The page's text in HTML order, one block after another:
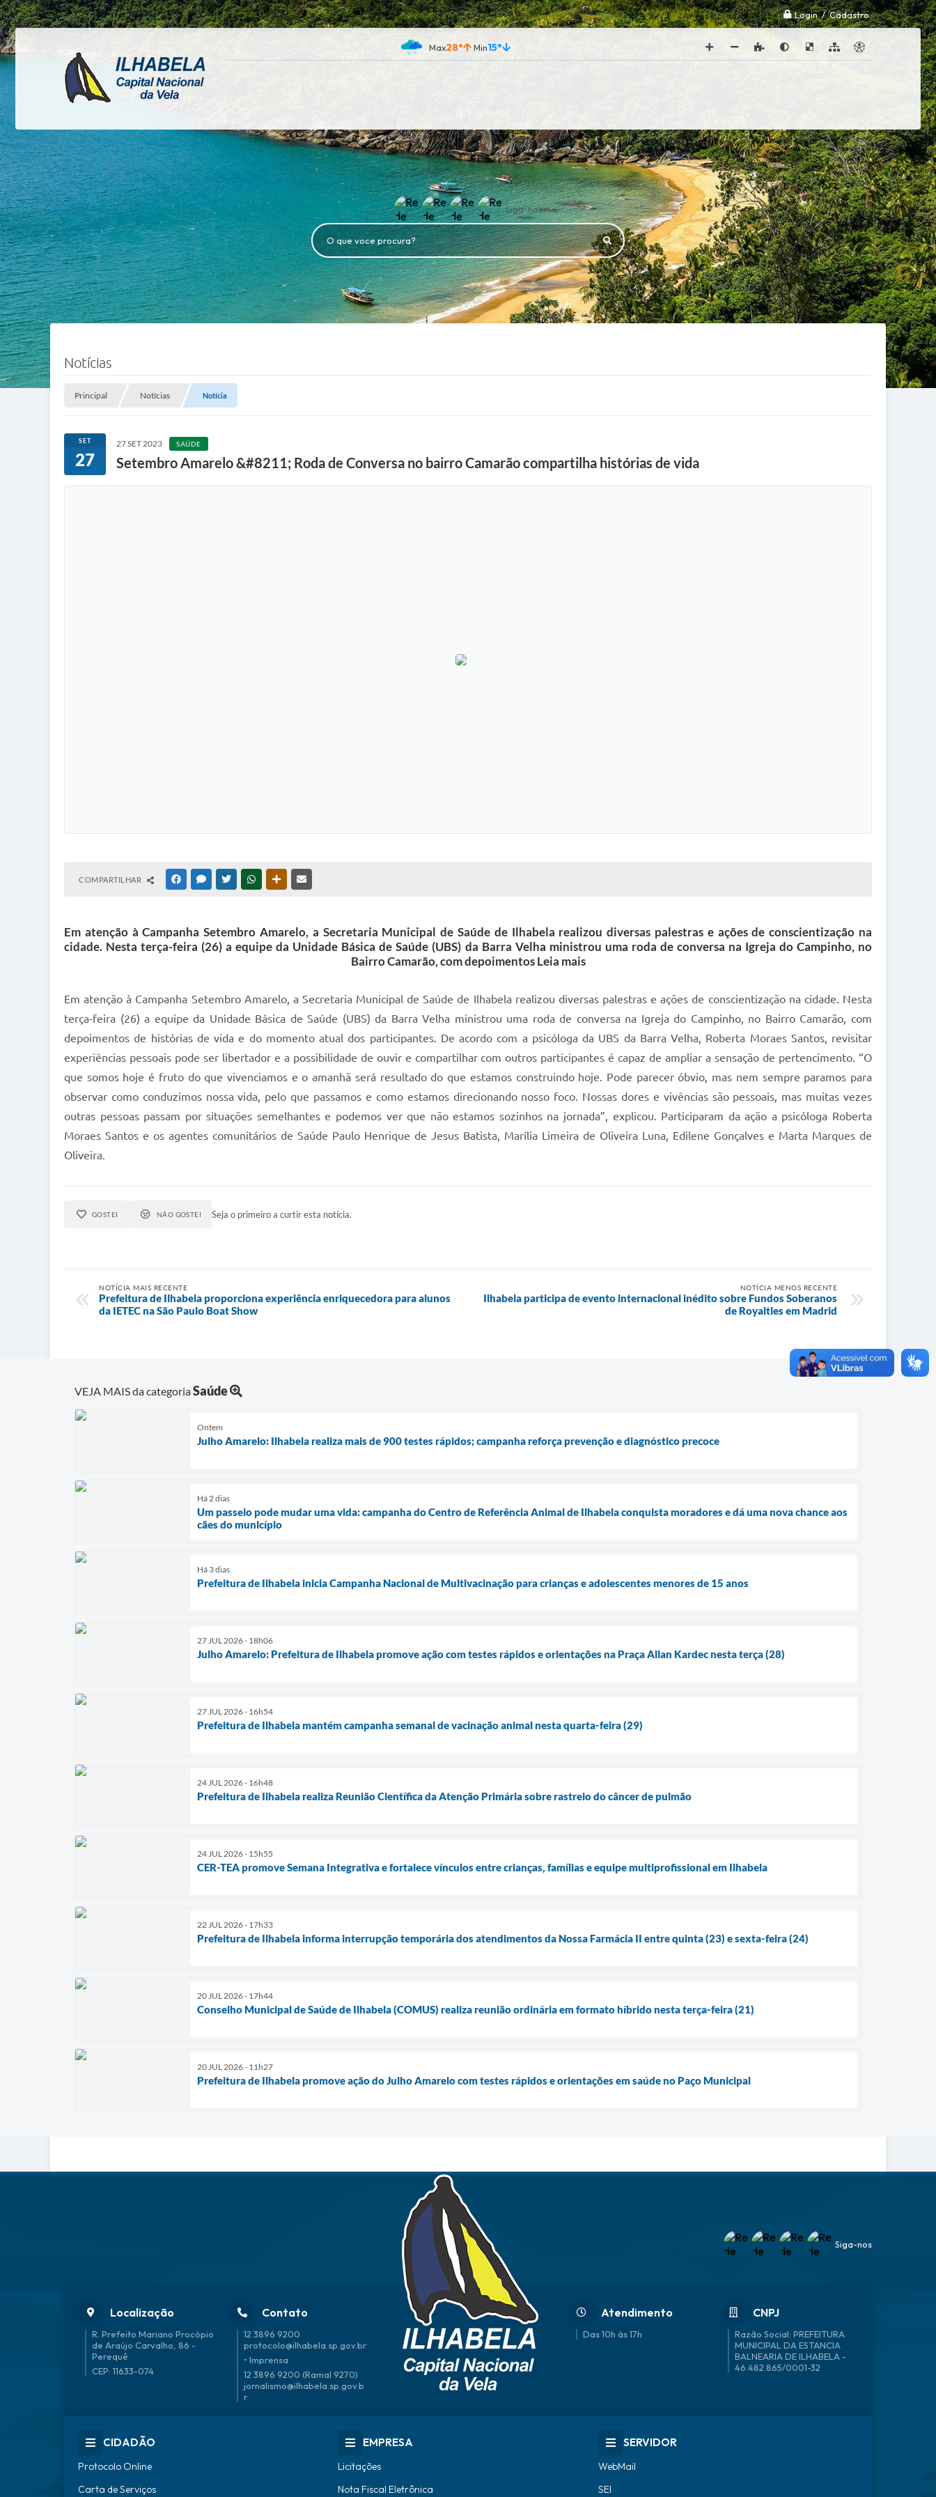
Login / Cadastro
28° 15°
Siga-nos
O que voce procura?
Notícias
Principal Notícias Notícia
SET
27
27 SET 2023 SAÚDE
Setembro Amarelo &#8211; Roda de Conversa no bairro Camarão compartilha histórias de vida
COMPARTILHAR FACEBOOKMESSENGER
TWITTERWHATSAPPOUTRAS MÍDIAS
Em atenção à Campanha Setembro Amarelo, a Secretaria Municipal de Saúde de Ilhabela realizou diversas palestras e ações de conscientização na
cidade. Nesta terça-feira (26) a equipe da Unidade Básica de Saúde (UBS) da Barra Velha ministrou uma roda de conversa na Igreja do Campinho, no
Bairro Camarão, com depoimentos Leia mais
Em atenção à Campanha Setembro Amarelo, a Secretaria Municipal de Saúde de Ilhabela realizou diversas palestras e ações de conscientização na cidade. Nesta
terça-feira (26) a equipe da Unidade Básica de Saúde (UBS) da Barra Velha ministrou uma roda de conversa na Igreja do Campinho, no Bairro Camarão, com
depoimentos de histórias de vida e do momento atual dos participantes. De acordo com a psicóloga da UBS da Barra Velha, Roberta Moraes Santos, revisitar
experiências pessoais pode ser libertador e a possibilidade de ouvir e compartilhar com outros participantes é capaz de ampliar a sensação de pertencimento. “O
que somos hoje é fruto do que vivenciamos e o amanhã será resultado do que estamos construindo hoje. Pode parecer óbvio, mas nem sempre paramos para
observar como conduzimos nossa vida, pelo que passamos e como estamos direcionando nosso foco. Nossas dores e vivências são pessoais, mas muitas vezes
outras pessoas passam por situações semelhantes e podemos ver que não estamos sozinhos na jornada”, explicou. Participaram da ação a psicóloga Roberta
Moraes Santos e os agentes comunitários de Saúde Paulo Henrique de Jesus Batista, Marília Limeira de Oliveira Luna, Edilene Gonçalves e Marta Marques de
Oliveira.
GOSTEI NÃO GOSTEI Seja o primeiro a curtir esta notícia.
NOTÍCIA MAIS RECENTE
Prefeitura de Ilhabela proporciona experiência enriquecedora para alunos
da IETEC na São Paulo Boat Show
NOTÍCIA MENOS RECENTE
Ilhabela participa de evento internacional inédito sobre Fundos Soberanos
de Royalties em Madrid
VEJA MAIS da categoriaSaúde
Ontem
Julho Amarelo: Ilhabela realiza mais de 900 testes rápidos; campanha reforça prevenção e diagnóstico precoce
Há 2 dias
Um passeio pode mudar uma vida: campanha do Centro de Referência Animal de Ilhabela conquista moradores e dá uma nova chance aos
cães do município
Há 3 dias
Prefeitura de Ilhabela inicia Campanha Nacional de Multivacinação para crianças e adolescentes menores de 15 anos
27 JUL 2026 - 18h06
Julho Amarelo: Prefeitura de Ilhabela promove ação com testes rápidos e orientações na Praça Allan Kardec nesta terça (28)
27 JUL 2026 - 16h54
Prefeitura de Ilhabela mantém campanha semanal de vacinação animal nesta quarta-feira (29)
24 JUL 2026 - 16h48
Prefeitura de Ilhabela realiza Reunião Científica da Atenção Primária sobre rastreio do câncer de pulmão
24 JUL 2026 - 15h55
CER-TEA promove Semana Integrativa e fortalece vínculos entre crianças, famílias e equipe multiprofissional em Ilhabela
22 JUL 2026 - 17h33
Prefeitura de Ilhabela informa interrupção temporária dos atendimentos da Nossa Farmácia II entre quinta (23) e sexta-feira (24)
20 JUL 2026 - 17h44
Conselho Municipal de Saúde de Ilhabela (COMUS) realiza reunião ordinária em formato híbrido nesta terça-feira (21)
20 JUL 2026 - 11h27
Prefeitura de Ilhabela promove ação do Julho Amarelo com testes rápidos e orientações em saúde no Paço Municipal
Localização
R. Prefeito Mariano Procópio
de Araújo Carvalho, 86 -
Perequê
CEP: 11633-074
Contato
12 3896 9200
protocolo@ilhabela.sp.gov.br
• Imprensa
12 3896 9200 (Ramal 9270)
jornalismo@ilhabela.sp.gov.b
r
Atendimento
Das 10h às 17h
CNPJ
46.482.865/0001-32
Siga-nos
CIDADÃO
Protocolo Online
Carta de Serviços
EMPRESA
Licitações
Nota Fiscal Eletrônica
SERVIDOR
WebMail
SEI